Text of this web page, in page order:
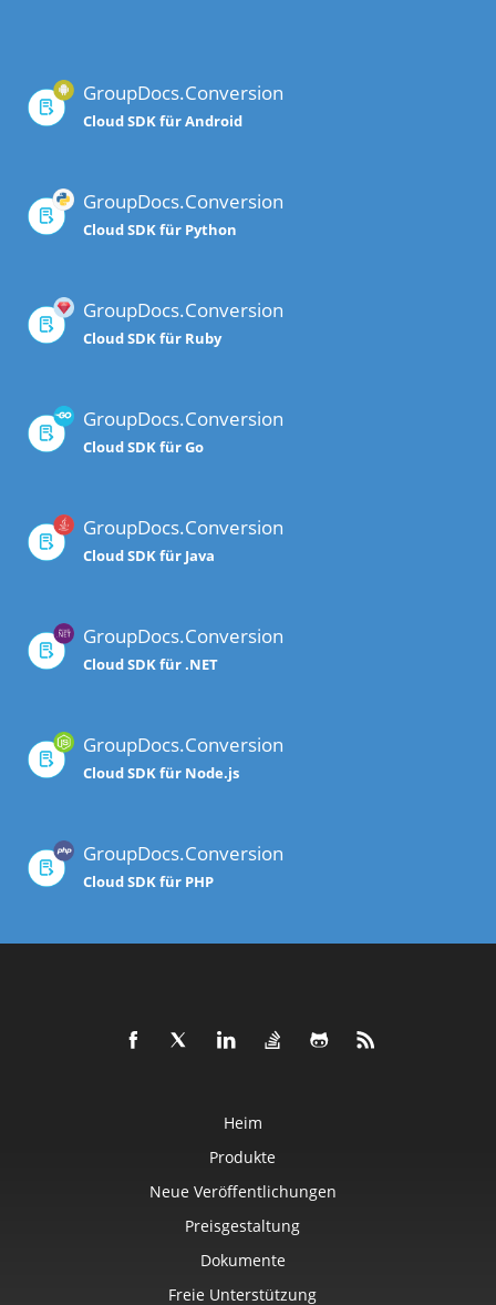
GroupDocs.Conversion
Cloud SDK für Android
GroupDocs.Conversion
Cloud SDK für Python
GroupDocs.Conversion
Cloud SDK für Ruby
GroupDocs.Conversion
Cloud SDK für Go
GroupDocs.Conversion
Cloud SDK für Java
GroupDocs.Conversion
Cloud SDK für .NET
GroupDocs.Conversion
Cloud SDK für Node.js
GroupDocs.Conversion
Cloud SDK für PHP
Heim
Produkte
Neue Veröffentlichungen
Preisgestaltung
Dokumente
Freie Unterstützung